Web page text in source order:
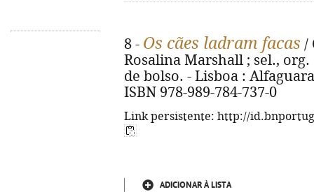
8 - Os cães ladram facas /
Rosalina Marshall ; sel.,
de bolso. - Lisboa :
ISBN 978-989-784-737-0
Link persistente: http://
ADICIONAR À LISTA